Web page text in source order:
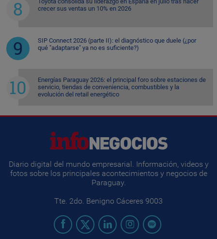
crecer sus ventas un 10% en 2026
SIP Connect 2026 (parte II): el diagnóstico que duele (¿por
qué "adaptarse" ya no es suficiente?)
Energías Paraguay 2026: el principal foro sobre estaciones de
servicio, tiendas de conveniencia, combustibles y la
evolución del retail energético
Diario digital del mundo empresarial. Información, videos y
fotos sobre los principales acontecimientos y negocios de
Paraguay.
Tte. 2do. Benigno Cáceres 9003